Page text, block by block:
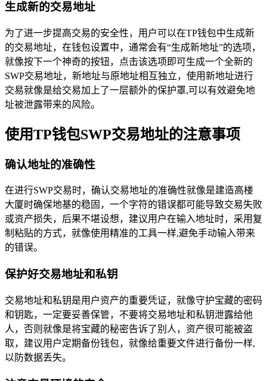
生成新的交易地址
为了进一步提高交易的安全性，用户可以在TP钱包中生成新
的交易地址，在钱包设置中，通常会有“生成新地址”的选项，
就像按下一个神奇的按钮，点击该选项即可生成一个全新的
SWP交易地址，新地址与原地址相互独立，使用新地址进行
交易就像是给交易加上了一层额外的保护罩,可以有效避免地
址被泄露带来的风险。
使用TP钱包SWP交易地址的注意事项
确认地址的准确性
在进行SWP交易时，确认交易地址的准确性就像是建造高楼
大厦时确保地基的稳固，一个字符的错误都可能导致交易失败
或资产损失，后果不堪设想，建议用户在输入地址时，采用复
制粘贴的方式，就像使用精准的工具一样,避免手动输入带来
的错误。
保护好交易地址和私钥
交易地址和私钥是用户资产的重要凭证，就像守护宝藏的密码
和钥匙，一定要妥善保管，不要将交易地址和私钥泄露给他
人，否则就像是将宝藏的秘密告诉了别人，资产很可能被盗
取，建议用户定期备份钱包，就像给重要文件进行备份一样,
以防数据丢失。